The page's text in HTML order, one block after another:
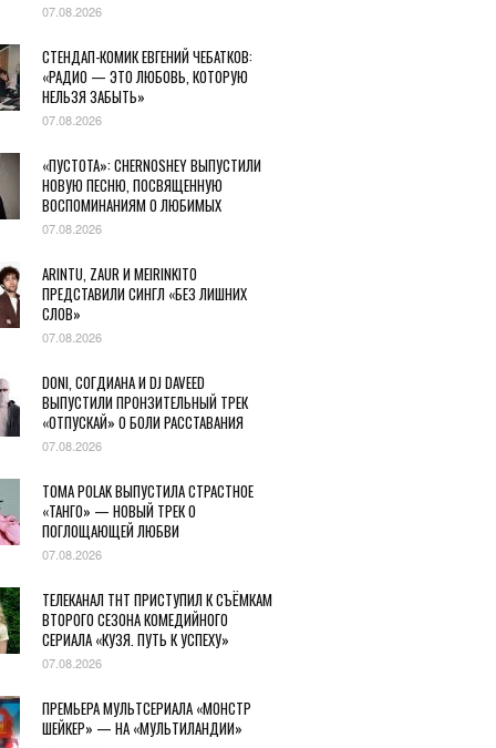
07.08.2026
СТЕНДАП-КОМИК ЕВГЕНИЙ ЧЕБАТКОВ:
«РАДИО — ЭТО ЛЮБОВЬ, КОТОРУЮ
НЕЛЬЗЯ ЗАБЫТЬ»
07.08.2026
«ПУСТОТА»: CHERNOSHEY ВЫПУСТИЛИ
НОВУЮ ПЕСНЮ, ПОСВЯЩЕННУЮ
ВОСПОМИНАНИЯМ О ЛЮБИМЫХ
07.08.2026
ARINTU, ZAUR И MEIRINKITO
ПРЕДСТАВИЛИ СИНГЛ «БЕЗ ЛИШНИХ
СЛОВ»
07.08.2026
DONI, СОГДИАНА И DJ DAVEED
ВЫПУСТИЛИ ПРОНЗИТЕЛЬНЫЙ ТРЕК
«ОТПУСКАЙ» О БОЛИ РАССТАВАНИЯ
07.08.2026
TOMA POLAK ВЫПУСТИЛА СТРАСТНОЕ
«ТАНГО» — НОВЫЙ ТРЕК О
ПОГЛОЩАЮЩЕЙ ЛЮБВИ
07.08.2026
ТЕЛЕКАНАЛ ТНТ ПРИСТУПИЛ К СЪЁМКАМ
ВТОРОГО СЕЗОНА КОМЕДИЙНОГО
СЕРИАЛА «КУЗЯ. ПУТЬ К УСПЕХУ»
07.08.2026
ПРЕМЬЕРА МУЛЬТСЕРИАЛА «МОНСТР
ШЕЙКЕР» — НА «МУЛЬТИЛАНДИИ»